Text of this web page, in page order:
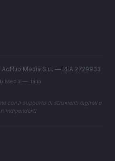
Media S.r.l. — REA 2729933
Media — Italia
con il supporto di strumenti digitali e
indipendenti.